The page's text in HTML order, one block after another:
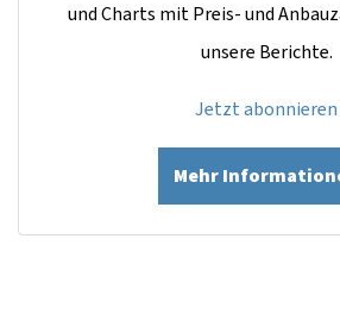
und Charts mit Preis- und
unsere Berichte.
Jetzt abonnieren
Mehr